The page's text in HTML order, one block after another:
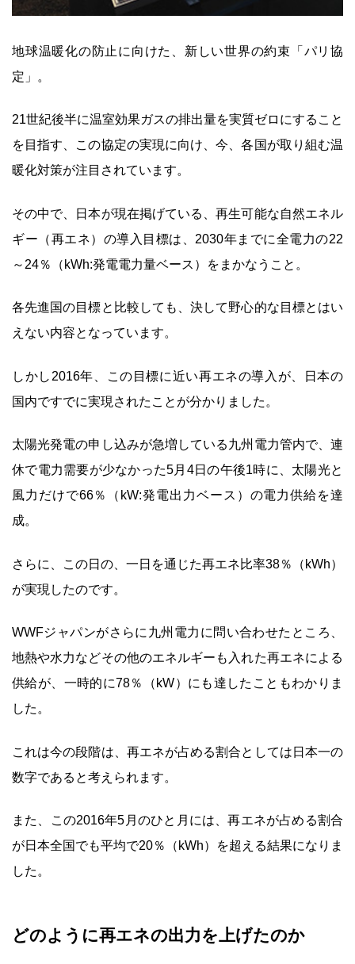
地球温暖化の防止に向けた、新しい世界の約束「パリ協
定」。
21世紀後半に温室効果ガスの排出量を実質ゼロにすること
を目指す、この協定の実現に向け、今、各国が取り組む温
暖化対策が注目されています。
その中で、日本が現在掲げている、再生可能な自然エネル
ギー（再エネ）の導入目標は、2030年までに全電力の22
～24％（kWh:発電電力量ベース）をまかなうこと。
各先進国の目標と比較しても、決して野心的な目標とはい
えない内容となっています。
しかし2016年、この目標に近い再エネの導入が、日本の
国内ですでに実現されたことが分かりました。
太陽光発電の申し込みが急増している九州電力管内で、連
休で電力需要が少なかった5月4日の午後1時に、太陽光と
風力だけで66％（kW:発電出力ベース）の電力供給を達
成。
さらに、この日の、一日を通じた再エネ比率38％（kWh）
が実現したのです。
WWFジャパンがさらに九州電力に問い合わせたところ、
地熱や水力などその他のエネルギーも入れた再エネによる
供給が、一時的に78％（kW）にも達したこともわかりま
した。
これは今の段階は、再エネが占める割合としては日本一の
数字であると考えられます。
また、この2016年5月のひと月には、再エネが占める割合
が日本全国でも平均で20％（kWh）を超える結果になりま
した。
どのように再エネの出力を上げたのか